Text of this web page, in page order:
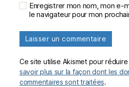
Enregistrer mon nom, mon e-
le navigateur pour mon
Ce site utilise Akismet pour
savoir plus sur la façon dont les
commentaires sont traitées.